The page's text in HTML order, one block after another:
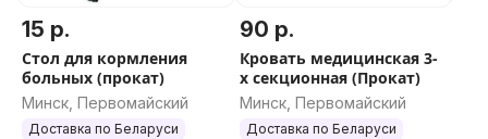
15 р.
Стол для кормления
больных (прокат)
Минск, Первомайский
Доставка по Беларуси
90 р.
Кровать медицинская 3-
х секционная (Прокат)
Минск, Первомайский
Доставка по Беларуси